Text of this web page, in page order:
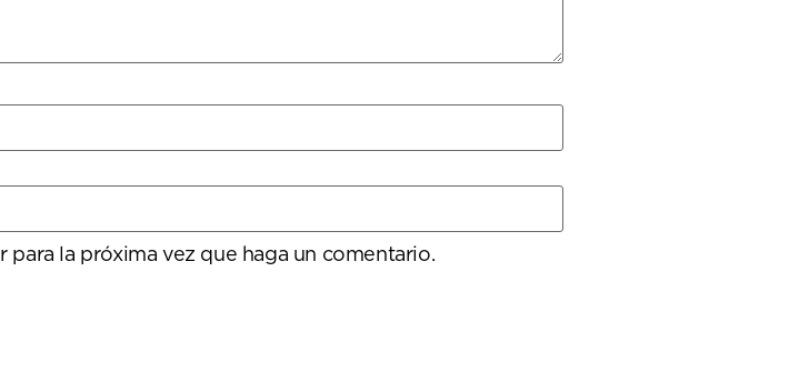
la próxima vez que haga un comentario.